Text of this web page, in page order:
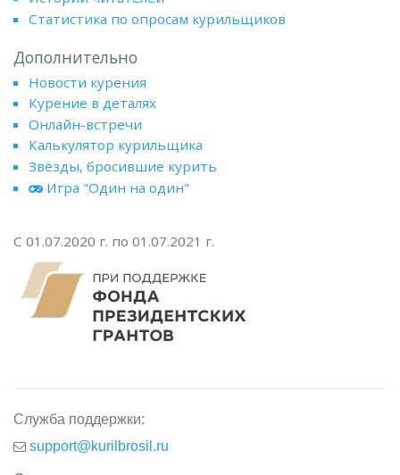
Статистика по опросам курильщиков
Дополнительно
Новости курения
Курение в деталях
Онлайн-встречи
Калькулятор курильщика
Звёзды, бросившие курить
Игра "Один на один"
С 01.07.2020 г. по 01.07.2021 г.
Служба поддержки:
support@kurilbrosil.ru